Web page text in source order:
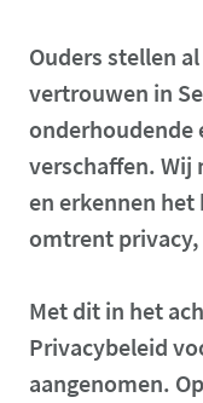
Ouders stellen
vertrouwen in
onderhoudende
verschaffen. Wij
en erkennen het
omtrent
Met dit in het
Privacybeleid
aangenomen.